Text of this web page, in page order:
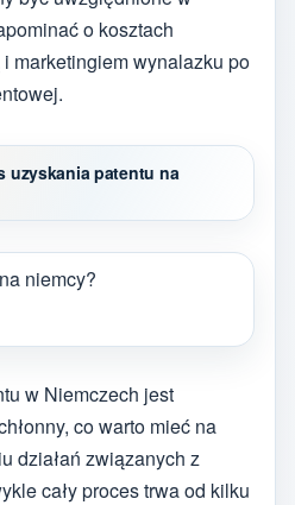
o kosztach
marketingiem wynalazku po
uzyskania patentu na
w Niemczech jest
co warto mieć na
działań związanych z
cały proces trwa od kilku